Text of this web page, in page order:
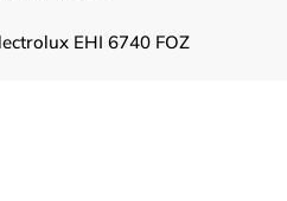
EHI 6740 FOZ